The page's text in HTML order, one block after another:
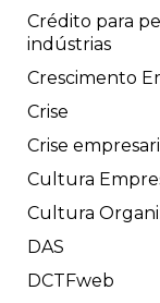
Crédito para
indústrias
Crescimento
Crise
Crise
Cultura
Cultura
DAS
DCTFweb